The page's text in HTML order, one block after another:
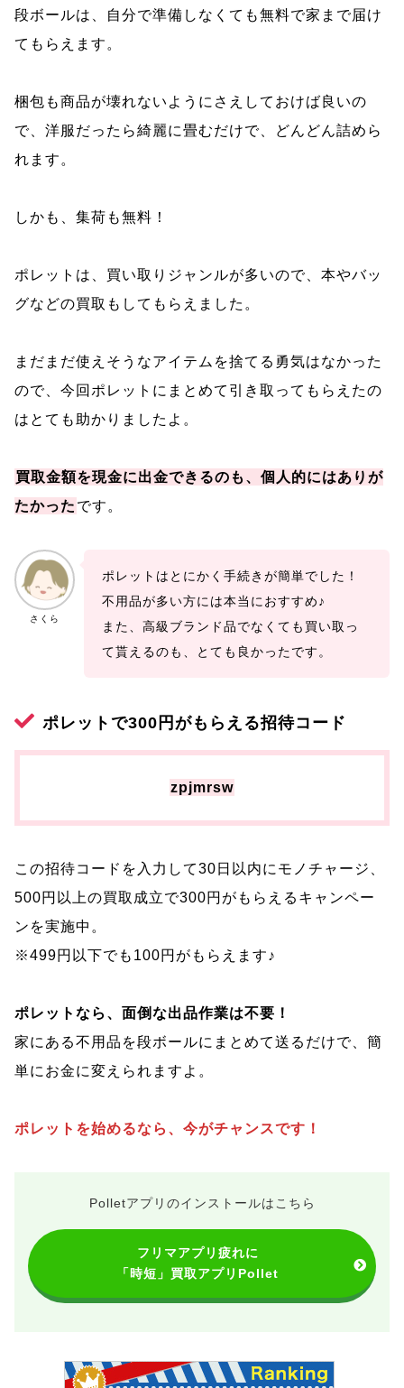
段ボールは、自分で準備しなくても無料で家まで届け
てもらえます。
梱包も商品が壊れないようにさえしておけば良いの
で、洋服だったら綺麗に畳むだけで、どんどん詰めら
れます。
しかも、集荷も無料！
ポレットは、買い取りジャンルが多いので、本やバッ
グなどの買取もしてもらえました。
まだまだ使えそうなアイテムを捨てる勇気はなかった
ので、今回ポレットにまとめて引き取ってもらえたの
はとても助かりましたよ。
買取金額を現金に出金できるのも、個人的にはありが
たかった です。
さくら
ポレットはとにかく手続きが簡単でした！
不用品が多い方には本当におすすめ♪
また、高級ブランド品でなくても買い取っ
て貰えるのも、とても良かったです。
ポレットで300円がもらえる招待コード
zpjmrsw
この招待コードを入力して30日以内にモノチャージ、
500円以上の買取成立で300円がもらえるキャンペー
ンを実施中。
※499円以下でも100円がもらえます♪
ポレットなら、面倒な出品作業は不要！
家にある不用品を段ボールにまとめて送るだけで、簡
単にお金に変えられますよ。
ポレットを始めるなら、今がチャンスです！
Polletアプリのインストールはこちら
フリマアプリ疲れに
「時短」買取アプリPollet